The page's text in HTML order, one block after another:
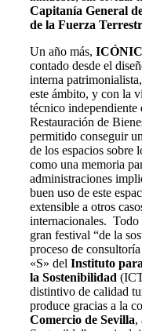
Capitanía General
de la Fuerza
Un año más,
contado desde el
interna
este ámbito, y con la
técnico independiente
Restauración de
permitido conseguir
de los espacios sobre
como una memoria
administraciones
buen uso de este
extensible a otros
internacionales. Todo
gran festival “de la
proceso de
«S» del Instituto
la Sostenibilidad
distintivo de calidad
produce gracias a la
Comercio de Sevilla,